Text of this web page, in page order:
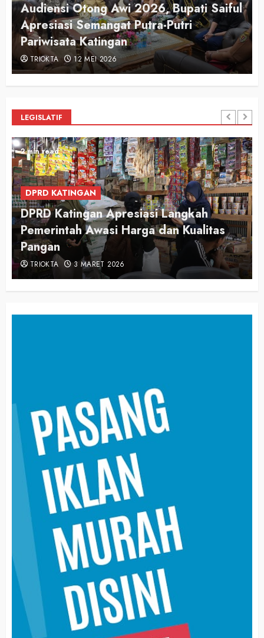
Audiensi Otong Awi 2026, Bupati Saiful
Apresiasi Semangat Putra-Putri
Pariwisata Katingan
TRIOKTA 12 MEI 2026
LEGISLATIF
2 min read
DPRD KATINGAN
DPRD Katingan Apresiasi Langkah
Pemerintah Awasi Harga dan Kualitas
Pangan
TRIOKTA 3 MARET 2026